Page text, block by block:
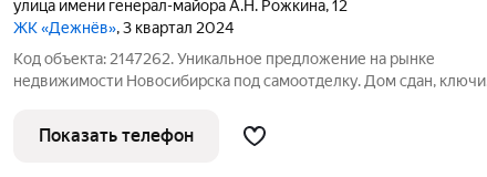
улица имени генерал-майора А.Н. Рожкина,12
ЖК «Дежнёв», 3 квартал 2024
Код объекта: 2147262. Уникальное предложение на рынке
недвижимости Новосибирска под самоотделку. Дом сдан, ключи
составляет 27.7 кв. м. Квартира в состоянии white box, что даёт
возможность
Показать телефон